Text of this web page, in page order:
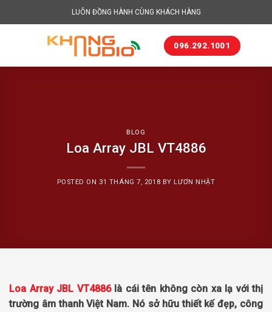
to
LUÔN ĐỒNG HÀNH CÙNG KHÁCH HÀNG
096.292.1001
BLOG
Loa Array JBL VT4886
POSTED ON 31 THÁNG 7, 2018 BY LƯƠN NHẬT
Loa Array JBL VT4886là cái tên không còn xa lạ với thị
trường âm thanh Việt Nam. Nó sở hữu thiết kế đẹp, công